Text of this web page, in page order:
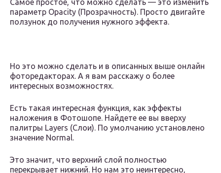
Самое простое, что можно сделать — это изменить
параметр Opacity (Прозрачность). Просто двигайте
ползунок до получения нужного эффекта.
Но это можно сделать и в описанных выше онлайн
фоторедакторах. А я вам расскажу о более
интересных возможностях.
Есть такая интересная функция, как эффекты
наложения в Фотошопе. Найдете ее вы вверху
палитры Layers (Слои). По умолчанию установлено
значение Normal.
Это значит, что верхний слой полностью
перекрывает нижний. Но нам это неинтересно,